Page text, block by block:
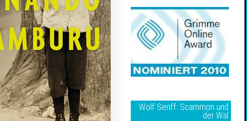
Wolf Senff: Scammon und
der Wal